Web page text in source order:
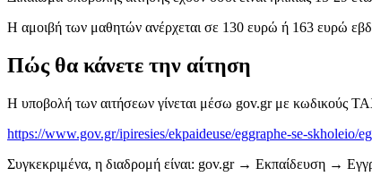
Η αμοιβή των μαθητών ανέρχεται σε 130 ευρώ ή 163 ευρώ
Πώς θα κάνετε την αίτηση
Η υποβολή των αιτήσεων γίνεται μέσω gov.gr με κωδικούς
https://www.gov.gr/ipiresies/ekpaideuse/eggraphe-se-skholeio/
Συγκεκριμένα, η διαδρομή είναι: gov.gr → Εκπαίδευση →